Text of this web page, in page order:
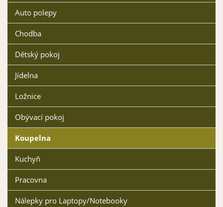
Auto polepy
Chodba
Dětský pokoj
Jídelna
Ložnice
Obývací pokoj
Koupelna
Kuchyň
Pracovna
Nálepky pro Laptopy/Notebooky